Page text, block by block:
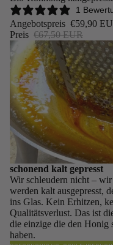
1
Angebotspreis €59,90
Preis €67,50 EUR
schonend kalt gepresst
Wir schleudern nicht – wir
werden kalt ausgepresst,
ins Glas. Kein Erhitzen,
Qualitätsverlust. Das ist
die einzige die den Honig
haben.